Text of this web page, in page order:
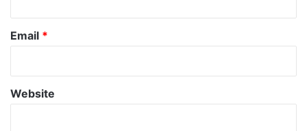
Email *
Website